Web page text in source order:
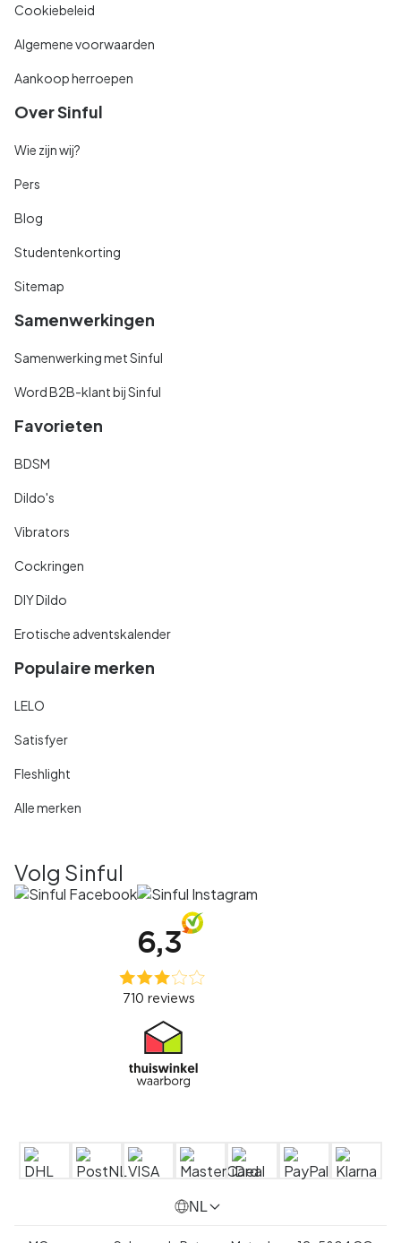
Cookiebeleid
Algemene voorwaarden
Aankoop herroepen
Over Sinful
Wie zijn wij?
Pers
Blog
Studentenkorting
Sitemap
Samenwerkingen
Samenwerking met Sinful
Word B2B-klant bij Sinful
Favorieten
BDSM
Dildo's
Vibrators
Cockringen
DIY Dildo
Erotische adventskalender
Populaire merken
LELO
Satisfyer
Fleshlight
Alle merken
Volg Sinful
NL